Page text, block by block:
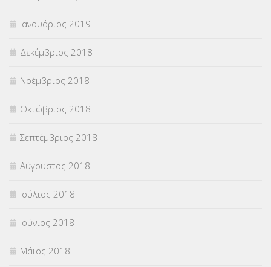
Ιανουάριος 2019
Δεκέμβριος 2018
Νοέμβριος 2018
Οκτώβριος 2018
Σεπτέμβριος 2018
Αύγουστος 2018
Ιούλιος 2018
Ιούνιος 2018
Μάιος 2018